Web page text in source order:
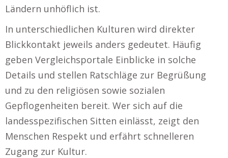
Ländern unhöflich ist.
In unterschiedlichen Kulturen wird direkter
Blickkontakt jeweils anders gedeutet. Häufig
geben Vergleichsportale Einblicke in solche
Details und stellen Ratschläge zur Begrüßung
und zu den religiösen sowie sozialen
Gepflogenheiten bereit. Wer sich auf die
landesspezifischen Sitten einlässt, zeigt den
Menschen Respekt und erfährt schnelleren
Zugang zur Kultur.